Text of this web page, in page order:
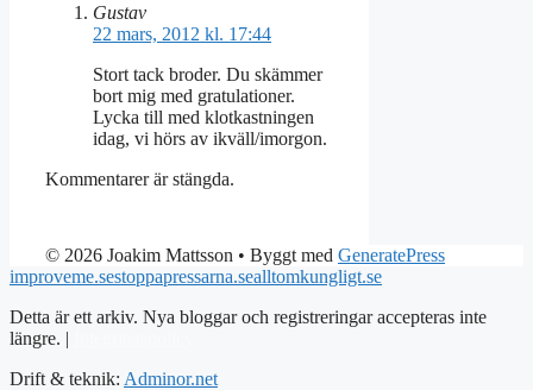
Gustav
22 mars, 2012 kl. 17:44
Stort tack broder. Du skämmer
bort mig med gratulationer.
Lycka till med klotkastningen
idag, vi hörs av ikväll/imorgon.
Kommentarer är stängda.
© 2026 Joakim Mattsson • Byggt med GeneratePress
improveme.sestoppapressarna.sealltomkungligt.se
Detta är ett arkiv. Nya bloggar och registreringar accepteras inte
längre. |
Drift & teknik: Adminor.net